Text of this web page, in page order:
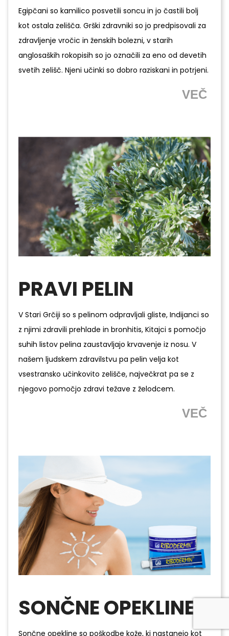
Egipčani so kamilico posvetili soncu in jo častili bolj
kot ostala zelišča. Grški zdravniki so jo predpisovali za
zdravljenje vročic in ženskih bolezni, v starih
anglosaških rokopisih so jo označili za eno od devetih
svetih zelišč. Njeni učinki so dobro raziskani in potrjeni.
VEČ
PRAVI PELIN
V Stari Grčiji so s pelinom odpravljali gliste, Indijanci so
z njimi zdravili prehlade in bronhitis, Kitajci s pomočjo
suhih listov pelina zaustavljajo krvavenje iz nosu. V
našem ljudskem zdravilstvu pa pelin velja kot
vsestransko učinkovito zelišče, največkrat pa se z
njegovo pomočjo zdravi težave z želodcem.
VEČ
SONČNE OPEKLINE
Sončne opekline so poškodbe kože, ki nastanejo kot